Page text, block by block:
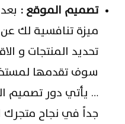
تصميم الموقع :
ميزة تنافسية لك
تحديد المنتجات و
سوف تقدمها
… يأتي دور تصميم
جداً في نجاح متجرك